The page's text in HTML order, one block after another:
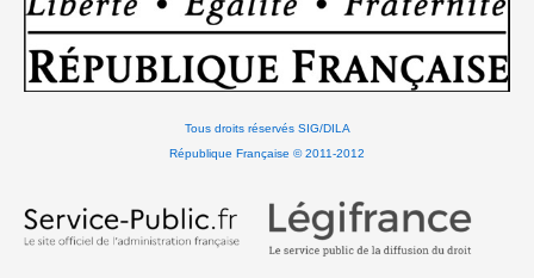
Tous droits réservés SIG/DILA
République Française © 2011-2012